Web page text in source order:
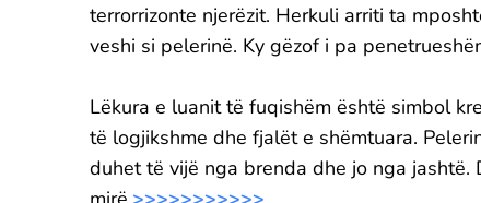
terrorrizonte njerëzit. Herkuli arriti ta
veshi si pelerinë. Ky gëzof i pa
Lëkura e luanit të fuqishëm është simbol
të logjikshme dhe fjalët e shëmtuara.
duhet të vijë nga brenda dhe jo nga